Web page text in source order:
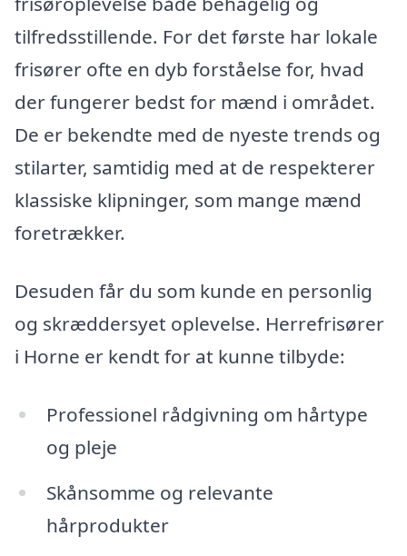
tilfredsstillende. For det første har lokale
frisører ofte en dyb forståelse for, hvad
der fungerer bedst for mænd i området.
De er bekendte med de nyeste trends og
stilarter, samtidig med at de respekterer
klassiske klipninger, som mange mænd
foretrækker.
Desuden får du som kunde en personlig
og skræddersyet oplevelse. Herrefrisører
i Horne er kendt for at kunne tilbyde:
Professionel rådgivning om hårtype
og pleje
Skånsomme og relevante
hårprodukter